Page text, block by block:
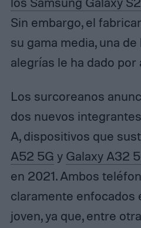
Sin embargo, el
su gama media, una
alegrías le ha dado por
Los surcoreanos
dos nuevos
A, dispositivos que
A52 5G y Galaxy A32
en 2021. Ambos
claramente enfocados
joven, ya que, entre